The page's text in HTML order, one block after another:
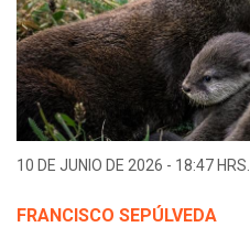
10 DE JUNIO DE 2026 - 18:47 HRS.
FRANCISCO SEPÚLVEDA